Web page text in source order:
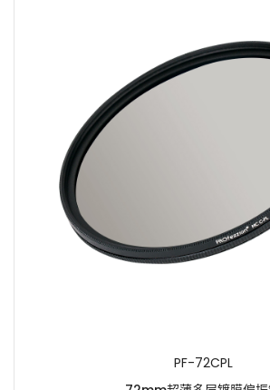
PF-72CPL